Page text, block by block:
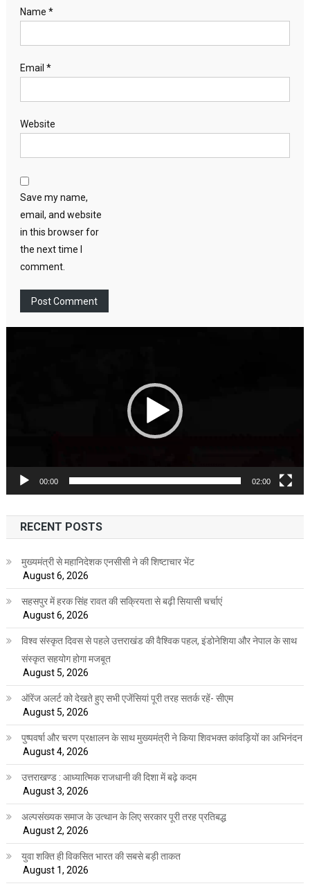
Name *
Email *
Website
Save my name,
email, and website
in this browser for
the next time I
comment.
00:00 02:00
RECENT POSTS
मुख्यमंत्री से महानिदेशक एनसीसी ने की शिष्टाचार भेंट
August 6, 2026
सहसपुर में हरक सिंह रावत की सक्रियता से बढ़ी सियासी चर्चाएं
August 6, 2026
विश्व संस्कृत दिवस से पहले उत्तराखंड की वैश्विक पहल, इंडोनेशिया और नेपाल के साथ
संस्कृत सहयोग होगा मजबूत
August 5, 2026
ऑरेंज अलर्ट को देखते हुए सभी एजेंसियां पूरी तरह सतर्क रहें- सीएम
August 5, 2026
पुष्पवर्षा और चरण प्रक्षालन के साथ मुख्यमंत्री ने किया शिवभक्त कांवड़ियों का अभिनंदन
August 4, 2026
उत्तराखण्ड : आध्यात्मिक राजधानी की दिशा में बढ़े कदम
August 3, 2026
अल्पसंख्यक समाज के उत्थान के लिए सरकार पूरी तरह प्रतिबद्ध
August 2, 2026
युवा शक्ति ही विकसित भारत की सबसे बड़ी ताकत
August 1, 2026